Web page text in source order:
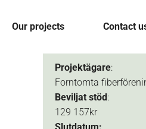
Our projects Contact
Projektägare:
Forntomta
Beviljat stöd:
129 157kr
Slutdatum: